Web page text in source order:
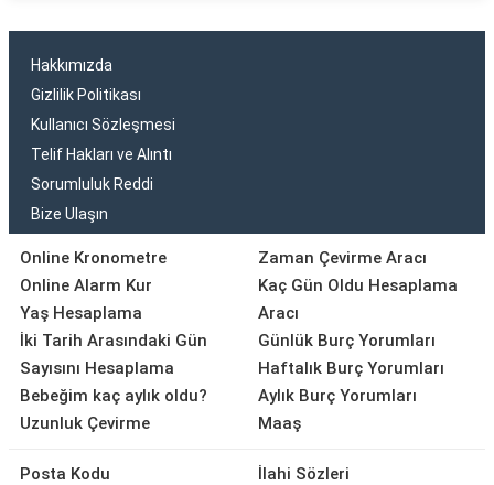
Hakkımızda
Gizlilik Politikası
Kullanıcı Sözleşmesi
Telif Hakları ve Alıntı
Sorumluluk Reddi
Bize Ulaşın
Online Kronometre
Online Alarm Kur
Yaş Hesaplama
İki Tarih Arasındaki Gün
Sayısını Hesaplama
Bebeğim kaç aylık oldu?
Uzunluk Çevirme
Zaman Çevirme Aracı
Kaç Gün Oldu Hesaplama
Aracı
Günlük Burç Yorumları
Haftalık Burç Yorumları
Aylık Burç Yorumları
Maaş
Posta Kodu
İlahi Sözleri